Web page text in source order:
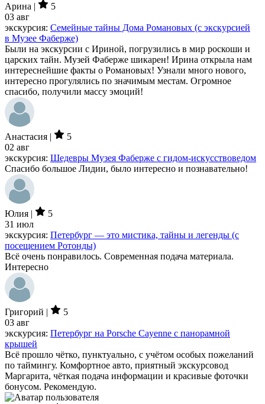
Арина |
5
03 авг
экскурсия: Семейные тайны Дома Романовых (с экскурсией
в Музее Фаберже)
Были на экскурсии с Ириной, погрузились в мир роскоши и
царских тайн. Музей Фаберже шикарен! Ирина открыла нам
интереснейшие факты о Романовых! Узнали много нового,
интересно прогулялись по значимым местам. Огромное
спасибо, получили массу эмоций!
Анастасия |
5
02 авг
экскурсия: Шедевры Музея Фаберже с гидом-искусствоведом
Спасибо большое Лидии, было интересно и познавательно!
Юлия |
5
31 июл
экскурсия: Петербург — это мистика, тайны и легенды (с
посещением Ротонды)
Всё очень понравилось. Современная подача материала.
Интересно
Григорий |
5
03 авг
экскурсия: Петербург на Porsche Cayenne с панорамной
крышей
Всё прошло чётко, пунктуально, с учётом особых пожеланий
по таймингу. Комфортное авто, приятный экскурсовод
Маргарита, чёткая подача информации и красивые фоточки
бонусом. Рекомендую.